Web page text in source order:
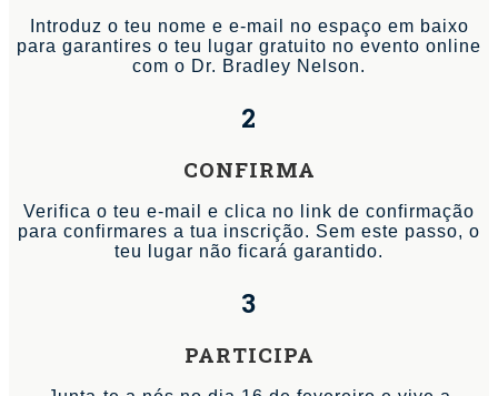
Introduz o teu nome e e-mail no espaço em baixo
para garantires o teu lugar gratuito no evento online
com o Dr. Bradley Nelson.
2
CONFIRMA
Verifica o teu e-mail e clica no link de confirmação
para confirmares a tua inscrição. Sem este passo, o
teu lugar não ficará garantido.
3
PARTICIPA